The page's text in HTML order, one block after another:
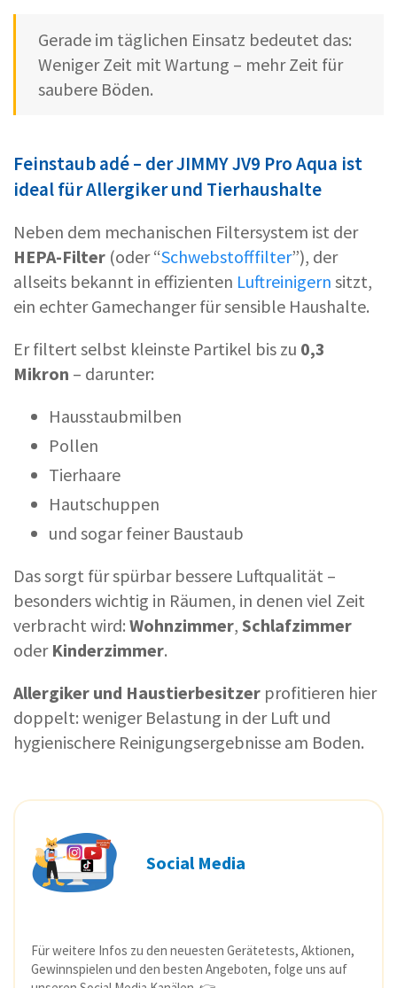
Gerade im täglichen Einsatz bedeutet das:
Weniger Zeit mit Wartung – mehr Zeit für
saubere Böden.
Feinstaub adé – der JIMMY JV9 Pro Aqua ist
ideal für Allergiker und Tierhaushalte
Neben dem mechanischen Filtersystem ist der
HEPA-Filter (oder “Schwebstofffilter”), der
allseits bekannt in effizienten Luftreinigern sitzt,
ein echter Gamechanger für sensible Haushalte.
Er filtert selbst kleinste Partikel bis zu 0,3
Mikron – darunter:
Hausstaubmilben
Pollen
Tierhaare
Hautschuppen
und sogar feiner Baustaub
Das sorgt für spürbar bessere Luftqualität –
besonders wichtig in Räumen, in denen viel Zeit
verbracht wird: Wohnzimmer, Schlafzimmer
oder Kinderzimmer.
Allergiker und Haustierbesitzer profitieren hier
doppelt: weniger Belastung in der Luft und
hygienischere Reinigungsergebnisse am Boden.
Social Media
Für weitere Infos zu den neuesten Gerätetests, Aktionen,
Gewinnspielen und den besten Angeboten, folge uns auf